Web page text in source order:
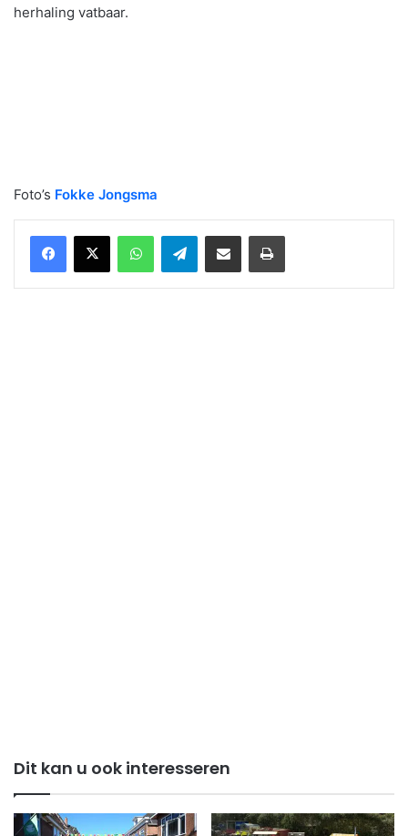
herhaling vatbaar.
Foto’s Fokke Jongsma
WhatsAppTelegramDelen via Email Print
Dit kan u ook interesseren